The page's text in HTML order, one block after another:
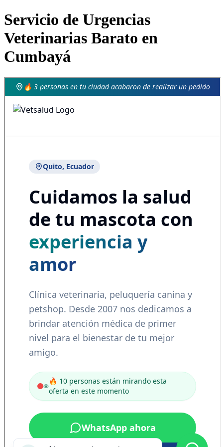
Servicio de Urgencias
Veterinarias Barato en
Cumbayá